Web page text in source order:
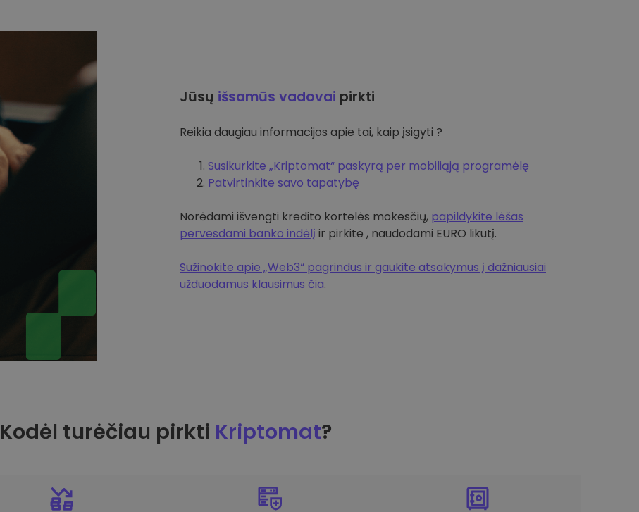
Jūsų išsamūs vadovai pirkti
Reikia daugiau informacijos apie tai, kaip įsigyti ?
Susikurkite „Kriptomat“ paskyrą per mobiliąją programėlę
Patvirtinkite savo tapatybę
Norėdami išvengti kredito kortelės mokesčių, papildykite lėšas
pervesdami banko indėlį ir pirkite , naudodami EURO likutį.
Sužinokite apie „Web3“ pagrindus ir gaukite atsakymus į dažniausiai
užduodamus klausimus čia.
Kodėl turėčiau pirkti Kriptomat?